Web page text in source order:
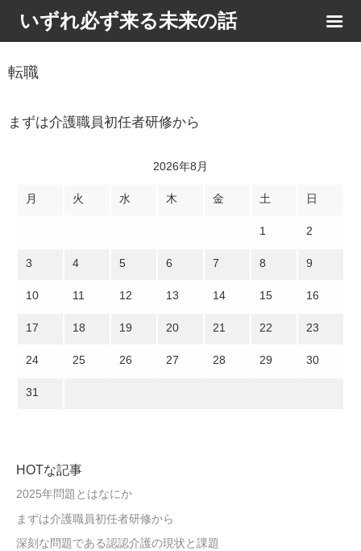
いずれ必ず来る未来の話
転職
まずは介護職員初任者研修から
2026年8月
月 火 水 木 金 土 日
1 2
3 4 5 6 7 8 9
10 11 12 13 14 15 16
17 18 19 20 21 22 23
24 25 26 27 28 29 30
31
HOTな記事
2025年問題とはなにか
まずは介護職員初任者研修から
深刻な問題である認認介護の現状と課題